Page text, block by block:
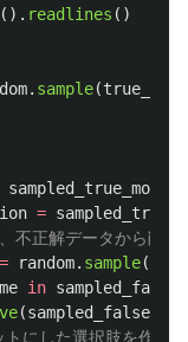
(). readlines ()
. sample(
=
= random. sample(
in
(